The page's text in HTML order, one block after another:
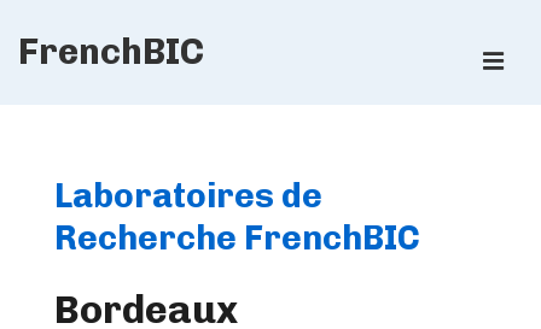
SkipFrenchBIC
Laboratoires de
Recherche FrenchBIC
Bordeaux